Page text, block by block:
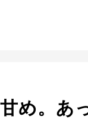
め。あ